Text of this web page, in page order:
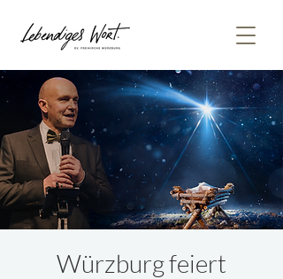
Würzburg feiert